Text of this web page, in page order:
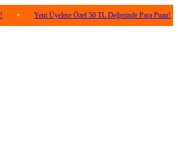
Yeni Üyelere Özel 50 TL Değerinde Para Puan! •